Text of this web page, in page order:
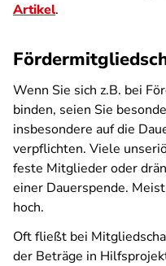
Artikel.
Wenn Sie sich z.B. bei
binden, seien Sie
insbesondere auf die
verpflichten. Viele
feste Mitglieder oder
einer Dauerspende.
hoch.
Oft fließt bei
der Beträge in